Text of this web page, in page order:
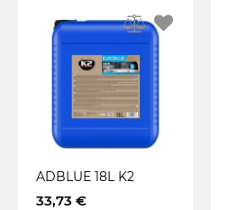
ADBLUE 18L K2
33,73 €